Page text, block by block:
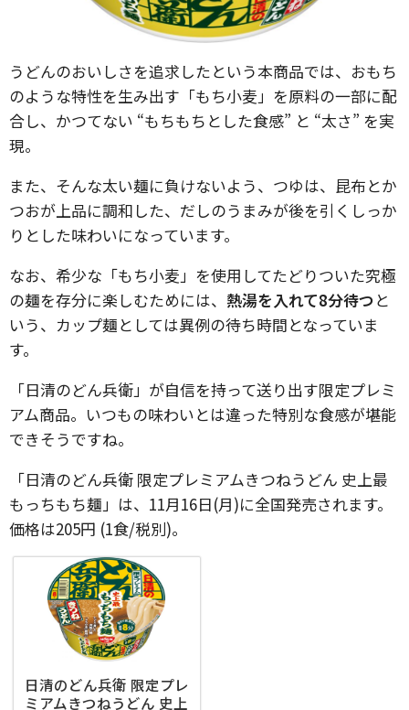
うどんのおいしさを追求したという本商品では、おもち
のような特性を生み出す「もち小麦」を原料の一部に配
合し、かつてない “もちもちとした食感” と “太さ” を実
現。
また、そんな太い麺に負けないよう、つゆは、昆布とか
つおが上品に調和した、だしのうまみが後を引くしっか
りとした味わいになっています。
なお、希少な「もち小麦」を使用してたどりついた究極
の麺を存分に楽しむためには、 熱湯を入れて8分待つと
いう、カップ麺としては異例の待ち時間となっていま
す。
「日清のどん兵衛」が自信を持って送り出す限定プレミ
アム商品。いつもの味わいとは違った特別な食感が堪能
できそうですね。
「日清のどん兵衛 限定プレミアムきつねうどん 史上最
もっちもち麺」は、11月16日(月)に全国発売されます。
価格は205円 (1食/税別)。
日清のどん兵衛 限定プレ
ミアムきつねうどん 史上